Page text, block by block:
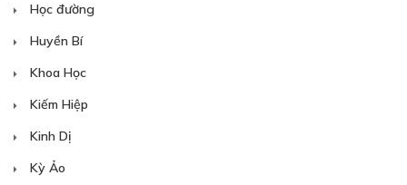
Học đường
Huyền Bí
Khoa Học
Kiếm Hiệp
Kinh Dị
Kỳ Ảo